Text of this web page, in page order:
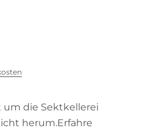
die Sektkellerei
herum.Erfahre